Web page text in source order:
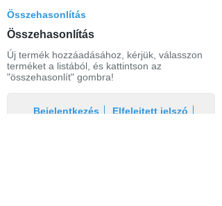
Összehasonlítás
Összehasonlítás
Új termék hozzáadásához, kérjük, válasszon
terméket a listából, és kattintson az
"összehasonlít" gombra!
Bejelentkezés
Elfelejtett jelszó